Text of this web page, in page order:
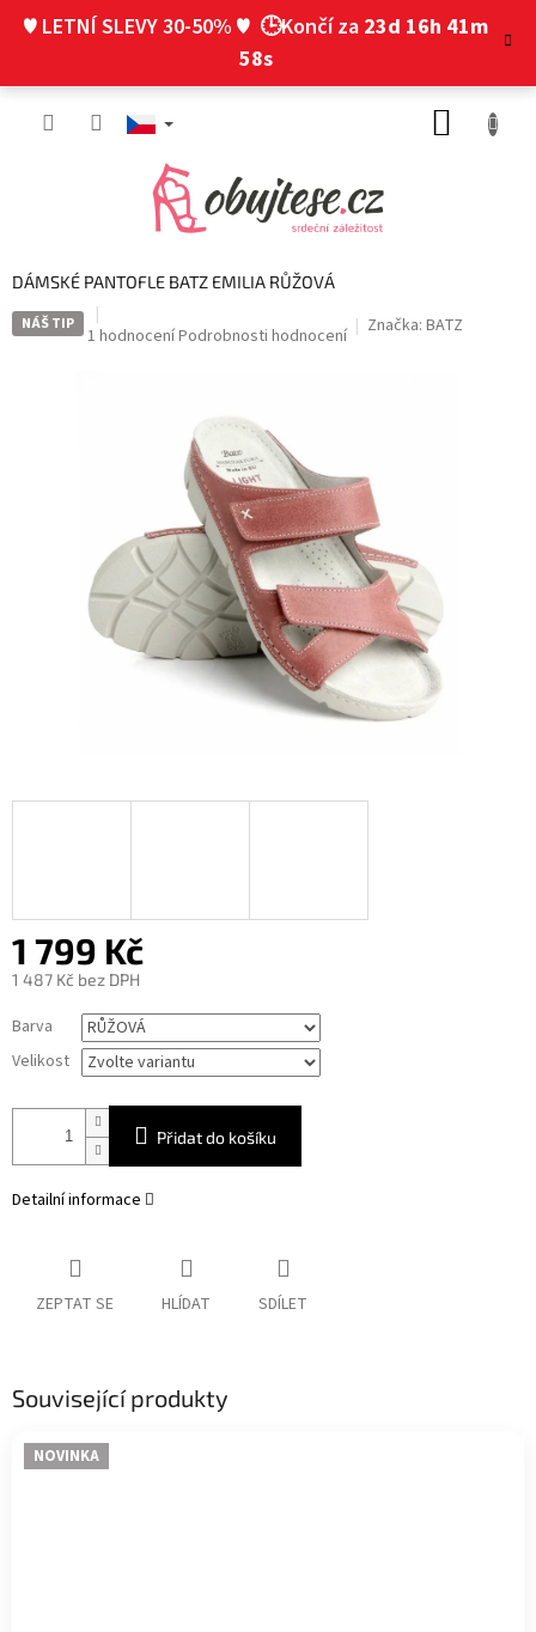
♥ LETNÍ SLEVY 30-50% ♥ 🕒Končí za 23d 16h 41m
57s
DÁMSKÉ PANTOFLE BATZ EMILIA RŮŽOVÁ
NÁŠ TIP
Průměrné
1 hodnoceníPodrobnosti hodnocení Značka: BATZ
1 799 Kč
1 487 Kč bez DPH
cena:
Barva
Velikost
Přidat do košíku
Detailní informace
ZEPTAT SE HLÍDAT SDÍLET
Související produkty
NOVINKA